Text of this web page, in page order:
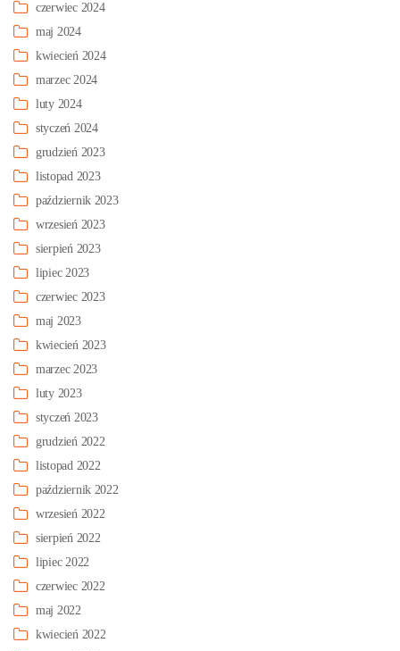
czerwiec 2024
maj 2024
kwiecień 2024
marzec 2024
luty 2024
styczeń 2024
grudzień 2023
listopad 2023
październik 2023
wrzesień 2023
sierpień 2023
lipiec 2023
czerwiec 2023
maj 2023
kwiecień 2023
marzec 2023
luty 2023
styczeń 2023
grudzień 2022
listopad 2022
październik 2022
wrzesień 2022
sierpień 2022
lipiec 2022
czerwiec 2022
maj 2022
kwiecień 2022